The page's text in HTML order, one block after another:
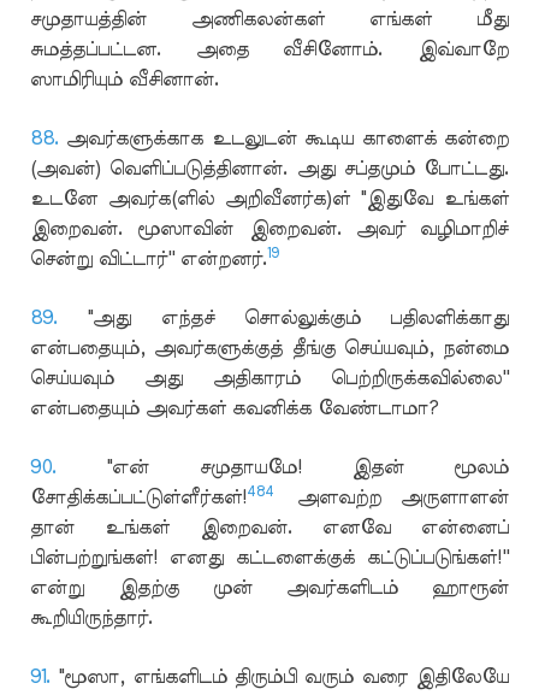
சமுதாயத்தின் அணிகலன்கள் எங்கள் மீது
சுமத்தப்பட்டன. அதை வீசினோம். இவ்வாறே
ஸாமிரியும் வீசினான்.
88. அவர்களுக்காக உடலுடன் கூடிய காளைக் கன்றை
(அவன்) வெளிப்படுத்தினான். அது சப்தமும் போட்டது.
உடனே அவர்க(ளில் அறிவீனர்க)ள் "இதுவே உங்கள்
இறைவன். மூஸாவின் இறைவன். அவர் வழிமாறிச்
சென்று விட்டார்'' என்றனர்.19
89. "அது எந்தச் சொல்லுக்கும் பதிலளிக்காது
என்பதையும், அவர்களுக்குத் தீங்கு செய்யவும், நன்மை
செய்யவும் அது அதிகாரம் பெற்றிருக்கவில்லை''
என்பதையும் அவர்கள் கவனிக்க வேண்டாமா?
90. "என் சமுதாயமே! இதன் மூலம்
சோதிக்கப்பட்டுள்ளீர்கள்!484
அளவற்ற அருளாளன்
தான் உங்கள் இறைவன். எனவே என்னைப்
பின்பற்றுங்கள்! எனது கட்டளைக்குக் கட்டுப்படுங்கள்!''
என்று இதற்கு முன் அவர்களிடம் ஹாரூன்
கூறியிருந்தார்.
91. "மூஸா, எங்களிடம் திரும்பி வரும் வரை இதிலேயே